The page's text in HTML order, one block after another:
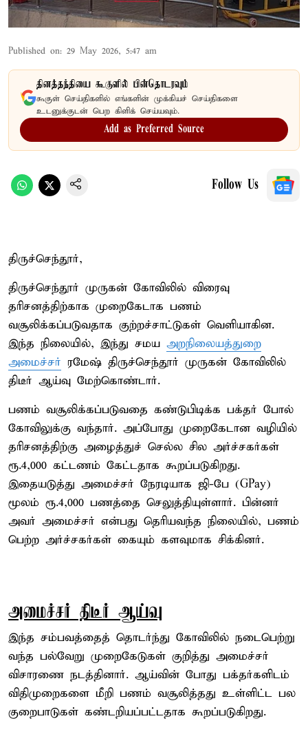
Published on: 29 May 2026, 5:47 am
தினத்தந்தியை கூகுளில் பின்தொடரவும்
கூகுள் செய்திகளில் எங்களின் முக்கியச் செய்திகளை
உடனுக்குடன் பெற கிளிக் செய்யவும்.
Add as Preferred Source
Follow Us
திருச்செந்தூர்,
திருச்செந்தூர் முருகன் கோவிலில் விரைவு
தரிசனத்திற்காக முறைகேடாக பணம்
வசூலிக்கப்படுவதாக குற்றச்சாட்டுகள் வெளியாகின.
இந்த நிலையில், இந்து சமய அறநிலையத்துறை
அமைச்சர் ரமேஷ் திருச்செந்தூர் முருகன் கோவிலில்
திடீர் ஆய்வு மேற்கொண்டார்.
பணம் வசூலிக்கப்படுவதை கண்டுபிடிக்க பக்தர் போல்
கோவிலுக்கு வந்தார். அப்போது முறைகேடான வழியில்
தரிசனத்திற்கு அழைத்துச் செல்ல சில அர்ச்சகர்கள்
ரூ.4,000 கட்டணம் கேட்டதாக கூறப்படுகிறது.
இதையடுத்து அமைச்சர் நேரடியாக ஜி-பே (GPay)
மூலம் ரூ.4,000 பணத்தை செலுத்தியுள்ளார். பின்னர்
அவர் அமைச்சர் என்பது தெரியவந்த நிலையில், பணம்
பெற்ற அர்ச்சகர்கள் கையும் களவுமாக சிக்கினர்.
அமைச்சர் திடீர் ஆய்வு
இந்த சம்பவத்தைத் தொடர்ந்து கோவிலில் நடைபெற்று
வந்த பல்வேறு முறைகேடுகள் குறித்து அமைச்சர்
விசாரணை நடத்தினார். ஆய்வின் போது பக்தர்களிடம்
விதிமுறைகளை மீறி பணம் வசூலித்தது உள்ளிட்ட பல
குறைபாடுகள் கண்டறியப்பட்டதாக கூறப்படுகிறது.